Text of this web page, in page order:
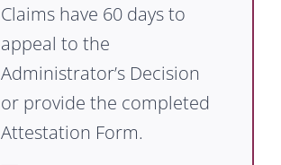
Claims have 60 days to
appeal to the
Administrator’s Decision
or provide the completed
Attestation Form.